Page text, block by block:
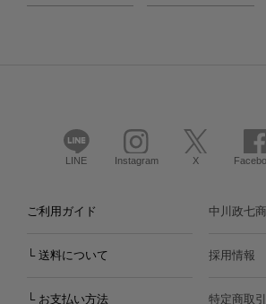
LINE Instagram X
ご利用ガイド
└ 送料について
└ お支払い方法
中川政七
採用情報
特定商取